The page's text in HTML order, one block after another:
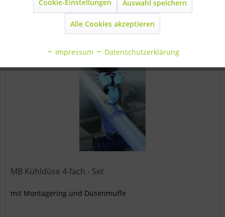
Merken
MB Kühldüse 4-fach - Set
mit Montagering und Düsenmuffe
Marketing Inaktiv
Inaktiv
Sonstige
Cookie-Einstellungen Auswahl speichern
Alle Cookies akzeptieren
Impressum Datenschutzerklärung